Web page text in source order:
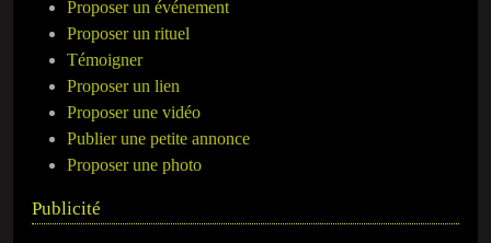
Proposer un événement
Proposer un rituel
Témoigner
Proposer un lien
Proposer une vidéo
Publier une petite annonce
Proposer une photo
Publicité